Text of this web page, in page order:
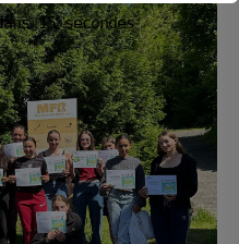
14secondes